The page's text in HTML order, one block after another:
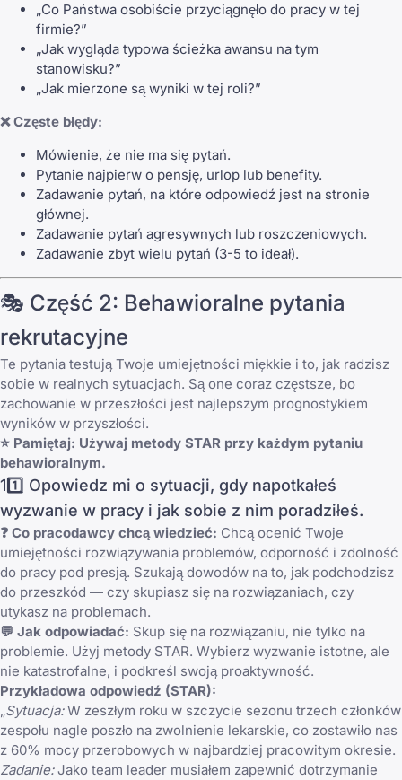
„Co Państwa osobiście przyciągnęło do pracy w tej
firmie?”
„Jak wygląda typowa ścieżka awansu na tym
stanowisku?”
„Jak mierzone są wyniki w tej roli?”
❌ Częste błędy:
Mówienie, że nie ma się pytań.
Pytanie najpierw o pensję, urlop lub benefity.
Zadawanie pytań, na które odpowiedź jest na stronie
głównej.
Zadawanie pytań agresywnych lub roszczeniowych.
Zadawanie zbyt wielu pytań (3-5 to ideał).
🎭 Część 2: Behawioralne pytania
rekrutacyjne
Te pytania testują Twoje umiejętności miękkie i to, jak radzisz
sobie w realnych sytuacjach. Są one coraz częstsze, bo
zachowanie w przeszłości jest najlepszym prognostykiem
wyników w przyszłości.
⭐ Pamiętaj: Używaj metody STAR przy każdym pytaniu
behawioralnym.
11️⃣ Opowiedz mi o sytuacji, gdy napotkałeś
wyzwanie w pracy i jak sobie z nim poradziłeś.
❓ Co pracodawcy chcą wiedzieć: Chcą ocenić Twoje
umiejętności rozwiązywania problemów, odporność i zdolność
do pracy pod presją. Szukają dowodów na to, jak podchodzisz
do przeszkód — czy skupiasz się na rozwiązaniach, czy
utykasz na problemach.
💬 Jak odpowiadać: Skup się na rozwiązaniu, nie tylko na
problemie. Użyj metody STAR. Wybierz wyzwanie istotne, ale
nie katastrofalne, i podkreśl swoją proaktywność.
Przykładowa odpowiedź (STAR):
„Sytuacja:W zeszłym roku w szczycie sezonu trzech członków
zespołu nagle poszło na zwolnienie lekarskie, co zostawiło nas
z 60% mocy przerobowych w najbardziej pracowitym okresie.
Zadanie:Jako team leader musiałem zapewnić dotrzymanie